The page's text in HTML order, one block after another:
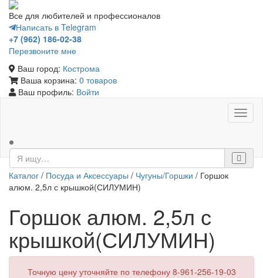
Все для любителей и профессионалов
Написать в Telegram
+7 (962) 186-02-38
Перезвоните мне
Ваш город: Кострома
Ваша корзина: 0 товаров
Ваш профиль: Войти
Каталог / Посуда и Аксессуары / Чугуны/Горшки / Горшок
алюм. 2,5л с крышкой(СИЛУМИН)
Горшок алюм. 2,5л с
крышкой(СИЛУМИН)
Точную цену уточняйте по телефону 8-961-256-19-03